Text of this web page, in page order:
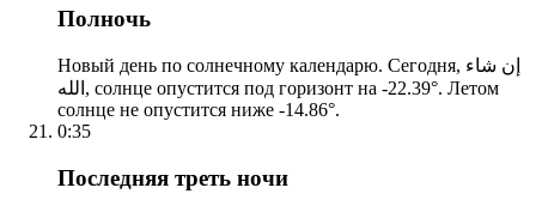
Полночь
Новый день по солнечному календарю. Сегодня, إن شاء
الله, солнце опустится под горизонт на -22.39°. Летом
солнце не опустится ниже -14.86°.
0:35
Последняя треть ночи